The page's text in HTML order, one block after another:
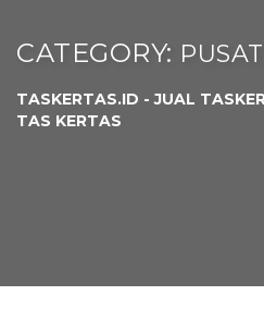
CATEGORY:
TASKERTAS.ID - JUAL
TAS KERTAS